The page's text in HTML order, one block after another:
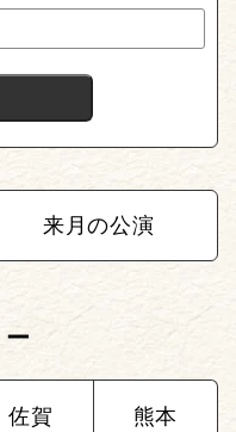
来月の公演
ー
佐賀 熊本